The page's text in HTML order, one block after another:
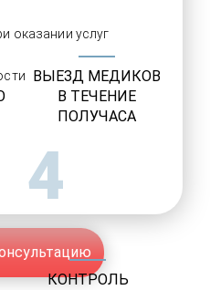
оказании услуг
ВЫЕЗД МЕДИКОВ
В ТЕЧЕНИЕ
ПОЛУЧАСА
4
КОНТРОЛЬ